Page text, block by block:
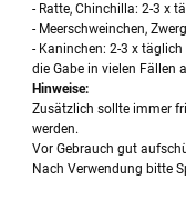
- Ratte, Chinchilla: 2-3 x
- Meerschweinchen,
- Kaninchen: 2-3 x
die Gabe in vielen Fällen
Hinweise:
Zusätzlich sollte immer
werden.
Vor Gebrauch gut
Nach Verwendung bitte